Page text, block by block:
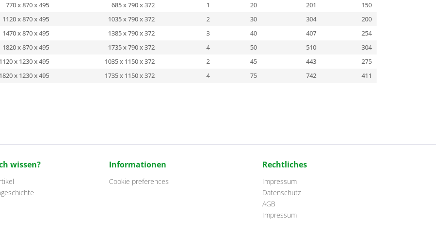
770 x 870 x 495 685 x 790 x 372 1 20 201
150
1120 x 870 x 495 1035 x 790 x 372 2 30 304
200
1470 x 870 x 495 1385 x 790 x 372 3 40 407
254
1820 x 870 x 495 1735 x 790 x 372 4 50 510
304
1120 x 1230 x 495 1035 x 1150 x 372 2 45 443
275
1820 x 1230 x 495 1735 x 1150 x 372 4 75 742 411
wissen? Informationen
Cookie preferences
Rechtliches
Impressum
Datenschutz
AGB
Impressum